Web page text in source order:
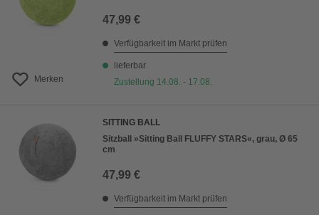
Merken
47,99 €
Verfügbarkeit im Markt prüfen
lieferbar
Zustellung 14.08. - 17.08.
SITTING BALL
Sitzball »Sitting Ball FLUFFY STARS«, grau, Ø 65
cm
47,99 €
Verfügbarkeit im Markt prüfen